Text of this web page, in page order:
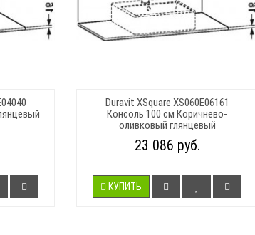
Duravit XSquare XS060E06161
Консоль 100 см Коричнево-
оливковый глянцевый
23 086 руб.
КУПИТЬ